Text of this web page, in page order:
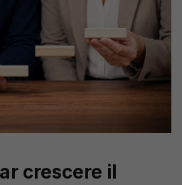
crescere il